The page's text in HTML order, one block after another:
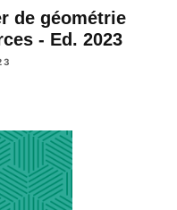
de géométrie
- Ed. 2023